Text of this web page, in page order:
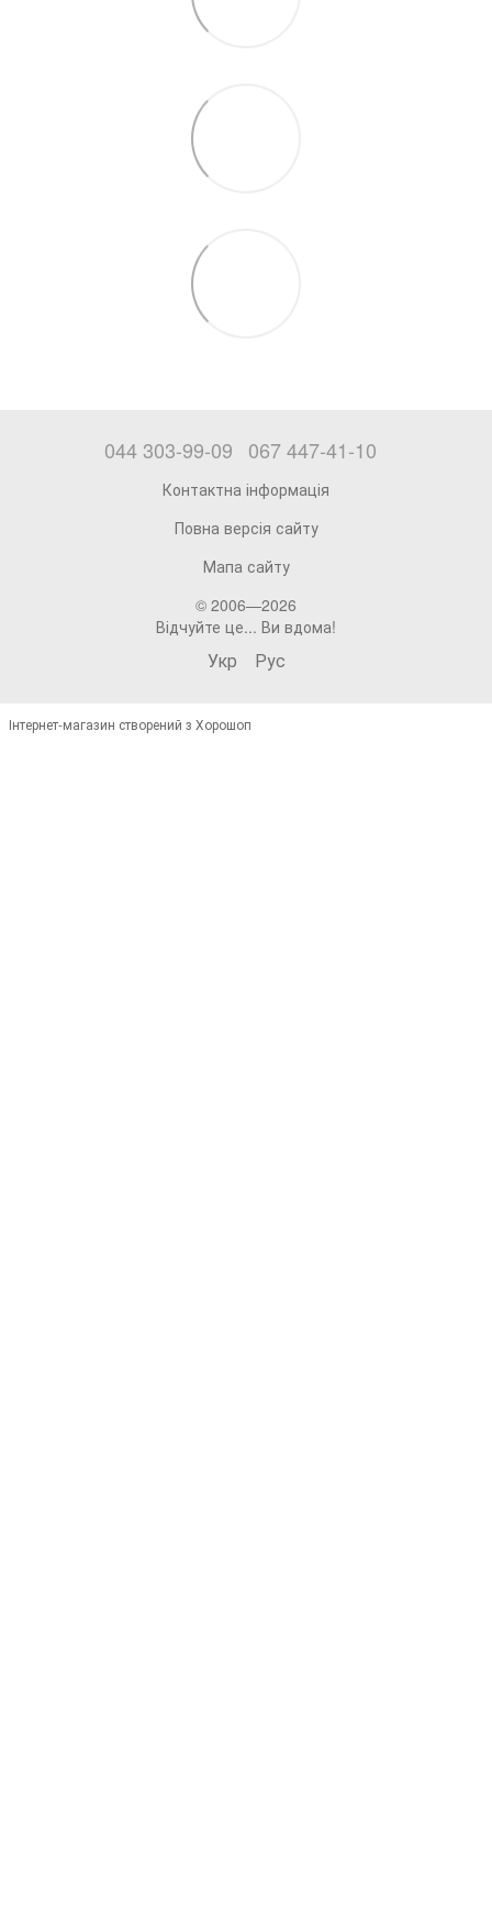
044 303-99-09 067 447-41-10
Контактна інформація
Повна версія сайту
Мапа сайту
© 2006—2026
Відчуйте це... Ви вдома!
Укр Рус
Інтернет-магазин створений з Хорошоп